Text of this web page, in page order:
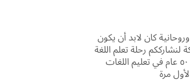
كان لابد أن يكون
رحلة تعلم اللغة
الإنجليزية خطوة بخطوة ونقدم لكم حصيلة خبرة ٥٠ عام في تعليم اللغات
مرة